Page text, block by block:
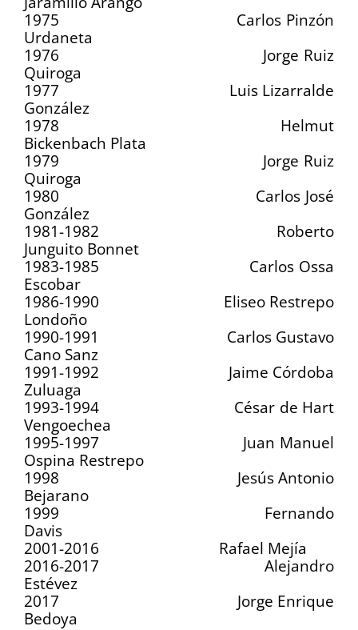
1975 Carlos Pinzón
Urdaneta
1976 Jorge Ruiz
Quiroga
1977 Luis Lizarralde
González
1978 Helmut
Bickenbach Plata
1979 Jorge Ruiz
Quiroga
1980 Carlos José
González
1981-1982 Roberto
Junguito Bonnet
1983-1985 Carlos Ossa
Escobar
1986-1990 Eliseo Restrepo
Londoño
1990-1991 Carlos Gustavo
Cano Sanz
1991-1992 Jaime Córdoba
Zuluaga
1993-1994 César de Hart
Vengoechea
1995-1997 Juan Manuel
Ospina Restrepo
1998 Jesús Antonio
Bejarano
1999 Fernando
Davis
2001-2016 Rafael Mejía
2016-2017 Alejandro
Estévez
2017 Jorge Enrique
Bedoya